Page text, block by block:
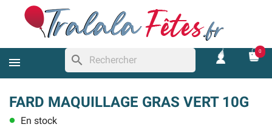
search
0
FARD MAQUILLAGE GRAS VERT 10G
lens En stock